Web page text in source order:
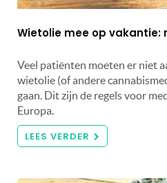
Wietolie mee op vakantie:
Veel patiënten moeten er niet
wietolie (of andere
gaan. Dit zijn de regels voor
Europa.
LEES VERDER